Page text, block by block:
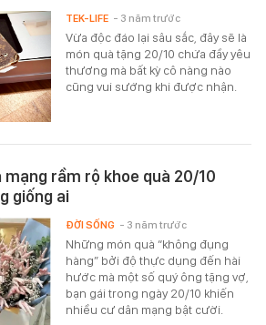
Vừa độc đáo lại sâu sắc, đây sẽ là
món quà tặng 20/10 chứa đầy yêu
thương mà bất kỳ cô nàng nào
cũng vui sướng khi được nhận.
TEK-LIFE - 3 năm trước
rầm rộ khoe quà 20/10
giống ai
Những món quà “không đụng
hàng” bởi độ thực dụng đến hài
hước mà một số quý ông tặng vợ,
bạn gái trong ngày 20/10 khiến
nhiều cư dân mạng bật cười.
ĐỜI SỐNG - 3 năm trước